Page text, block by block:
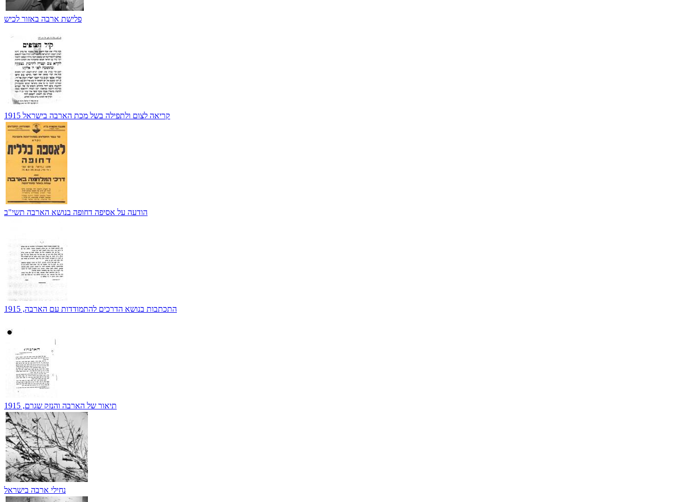
פלישת ארבה באזור לכיש
קריאה לצום ולתפילה בשל מכת הארבה בישראל 1915
הודעה על אסיפה דחופה בנושא הארבה תשי"ב
התכתבות בנושא הדרכים להתמודדות עם הארבה, 1915
תיאור של הארבה והנזק שגרם, 1915
נחילי ארבה בישראל